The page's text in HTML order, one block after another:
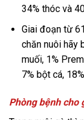
34% thóc và
Giai đoạn từ
chăn nuôi hãy
muối, 1%
7% bột cá,
Phòng bệnh cho